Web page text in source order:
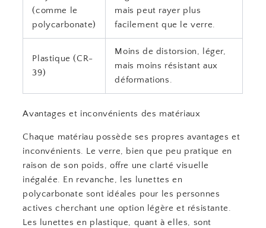
(comme le
polycarbonate)
mais peut rayer plus
facilement que le verre.
Plastique (CR-
39)
Moins de distorsion, léger,
mais moins résistant aux
déformations.
Avantages et inconvénients des matériaux
Chaque matériau possède ses propres avantages et
inconvénients. Le verre, bien que peu pratique en
raison de son poids, offre une clarté visuelle
inégalée. En revanche, les lunettes en
polycarbonate sont idéales pour les personnes
actives cherchant une option légère et résistante.
Les lunettes en plastique, quant à elles, sont